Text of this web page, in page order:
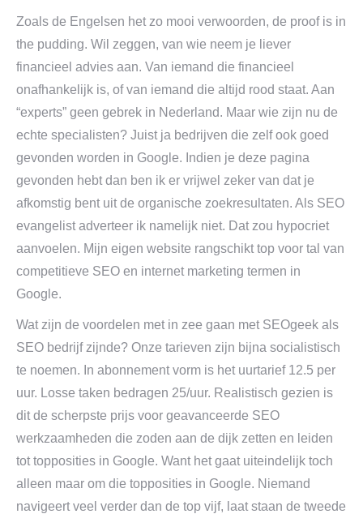
Zoals de Engelsen het zo mooi verwoorden, de proof is in
the pudding. Wil zeggen, van wie neem je liever
financieel advies aan. Van iemand die financieel
onafhankelijk is, of van iemand die altijd rood staat. Aan
“experts” geen gebrek in Nederland. Maar wie zijn nu de
echte specialisten? Juist ja bedrijven die zelf ook goed
gevonden worden in Google. Indien je deze pagina
gevonden hebt dan ben ik er vrijwel zeker van dat je
afkomstig bent uit de organische zoekresultaten. Als SEO
evangelist adverteer ik namelijk niet. Dat zou hypocriet
aanvoelen. Mijn eigen website rangschikt top voor tal van
competitieve SEO en internet marketing termen in
Google.
Wat zijn de voordelen met in zee gaan met SEOgeek als
SEO bedrijf zijnde? Onze tarieven zijn bijna socialistisch
te noemen. In abonnement vorm is het uurtarief 12.5 per
uur. Losse taken bedragen 25/uur. Realistisch gezien is
dit de scherpste prijs voor geavanceerde SEO
werkzaamheden die zoden aan de dijk zetten en leiden
tot topposities in Google. Want het gaat uiteindelijk toch
alleen maar om die topposities in Google. Niemand
navigeert veel verder dan de top vijf, laat staan de tweede